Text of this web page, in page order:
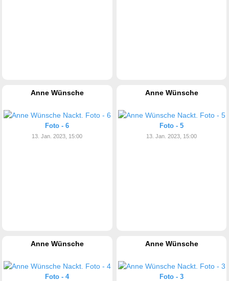
Anne Wünsche
Foto - 6
13. Jan. 2023, 15:00
Anne Wünsche
Foto - 5
13. Jan. 2023, 15:00
Anne Wünsche
Foto - 4
Anne Wünsche
Foto - 3